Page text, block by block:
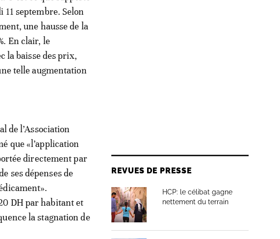
11 septembre. Selon
une hausse de la
En clair, le
la baisse des prix,
telle augmentation
de l’Association
que «l’application
directement par
ses dépenses de
DH par habitant et
la stagnation de
REVUES DE PRESSE
HCP: le célibat gagne
nettement du terrain